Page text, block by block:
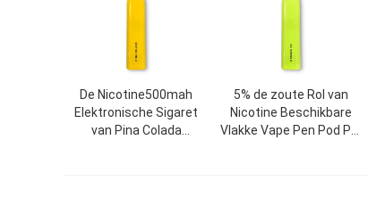
De Nicotine500mah
Elektronische Sigaret
van Pina Colada
5% de zoute Rol van
Nicotine Beschikbare
Vlakke Vape Pen Pod Pre